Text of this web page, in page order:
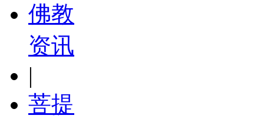
佛教
资讯
|
菩提